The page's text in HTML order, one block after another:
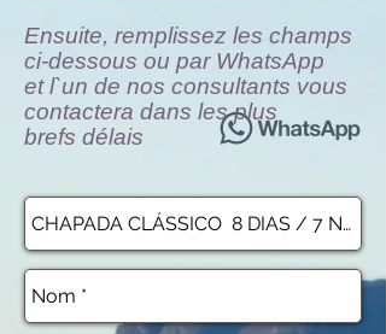
Ensuite, remplissez les champs
ci-dessous ou par WhatsApp
et l`un de nos consultants vous
contactera dans les plus
brefs délais